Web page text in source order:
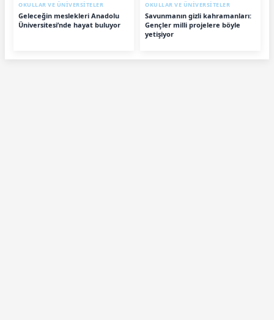
OKULLAR VE ÜNİVERSİTELER
Geleceğin meslekleri Anadolu
Üniversitesi’nde hayat buluyor
OKULLAR VE ÜNİVERSİTELER
Savunmanın gizli kahramanları:
Gençler milli projelere böyle
yetişiyor